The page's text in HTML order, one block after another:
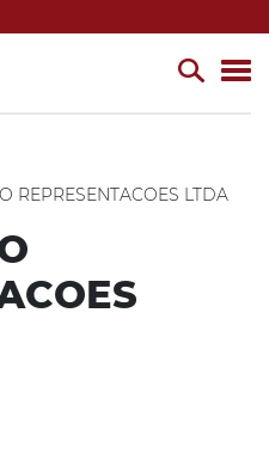
REPRESENTACOES LTDA